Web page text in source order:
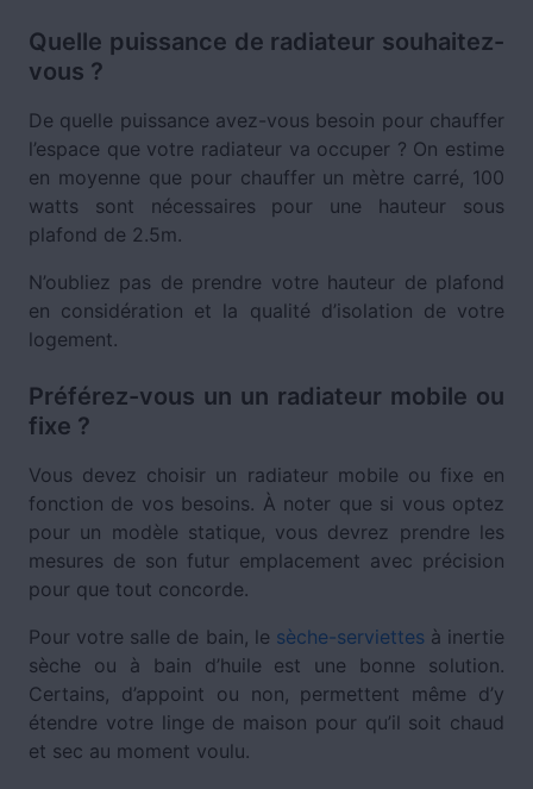
Quelle puissance de radiateur souhaitez-
vous ?
De quelle puissance avez-vous besoin pour chauffer
l’espace que votre radiateur va occuper ? On estime
en moyenne que pour chauffer un mètre carré, 100
watts sont nécessaires pour une hauteur sous
plafond de 2.5m.
N’oubliez pas de prendre votre hauteur de plafond
en considération et la qualité d’isolation de votre
logement.
Préférez-vous un un radiateur mobile ou
fixe ?
Vous devez choisir un radiateur mobile ou fixe en
fonction de vos besoins. À noter que si vous optez
pour un modèle statique, vous devrez prendre les
mesures de son futur emplacement avec précision
pour que tout concorde.
Pour votre salle de bain, le sèche-serviettesà inertie
sèche ou à bain d’huile est une bonne solution.
Certains, d’appoint ou non, permettent même d’y
étendre votre linge de maison pour qu’il soit chaud
et sec au moment voulu.